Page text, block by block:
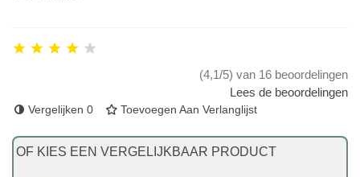
(4,1/5) van 16 beoordelingen
Lees de beoordelingen
Vergelijken 0 Toevoegen Aan Verlanglijst
OF KIES EEN VERGELIJKBAAR PRODUCT